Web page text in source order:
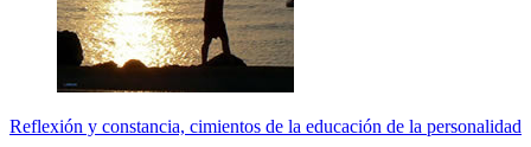
Reflexión y constancia, cimientos de la educación de la personalidad